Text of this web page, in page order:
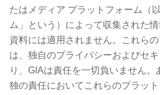
たはメディア プラットフォーム（
ム」という）によって収集された
資料には適用されません。これら
は、独自のプライバシーおよびセ
り、GIAは責任を一切負いません
独の責任においてこれらのプラッ